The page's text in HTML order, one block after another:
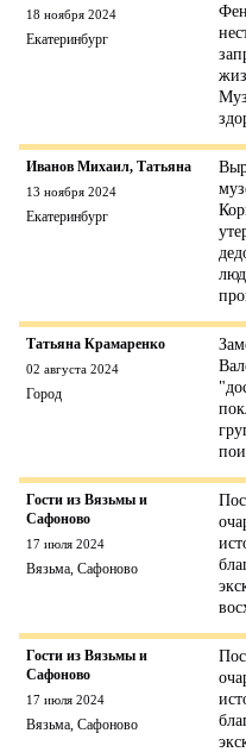
18 ноября 2024
Екатеринбург
Иванов Михаил, Татьяна
13 ноября 2024
Екатеринбург
Татьяна Крамаренко
02 августа 2024
Город
Гости из Вязьмы и
Сафоново
17 июля 2024
Вязьма, Сафоново
Гости из Вязьмы и
Сафоново
17 июля 2024
Вязьма, Сафоново